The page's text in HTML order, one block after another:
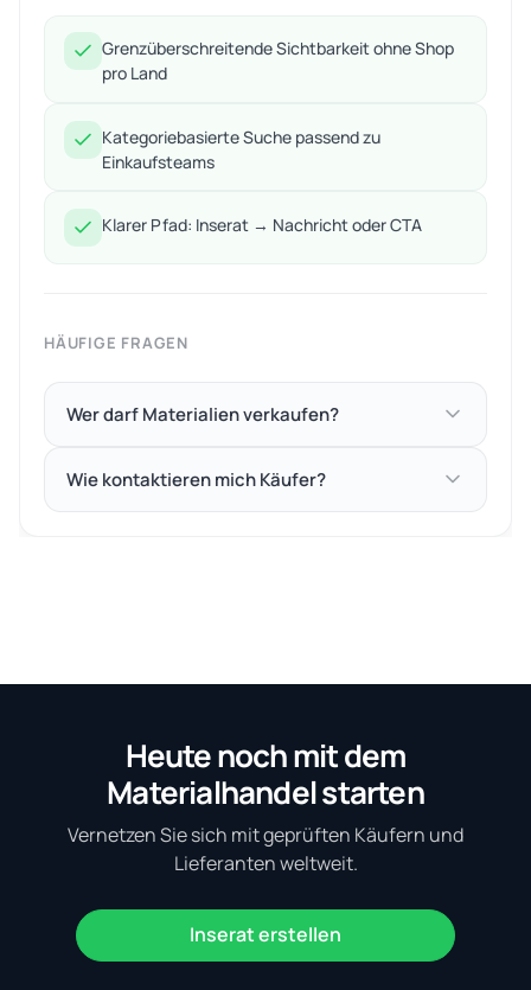
Grenzüberschreitende Sichtbarkeit ohne Shop
pro Land
Kategoriebasierte Suche passend zu
Einkaufsteams
Klarer Pfad: Inserat → Nachricht oder CTA
HÄUFIGE FRAGEN
Wer darf Materialien verkaufen?
Wie kontaktieren mich Käufer?
Heute noch mit dem
Materialhandel starten
Vernetzen Sie sich mit geprüften Käufern und
Lieferanten weltweit.
Inserat erstellen